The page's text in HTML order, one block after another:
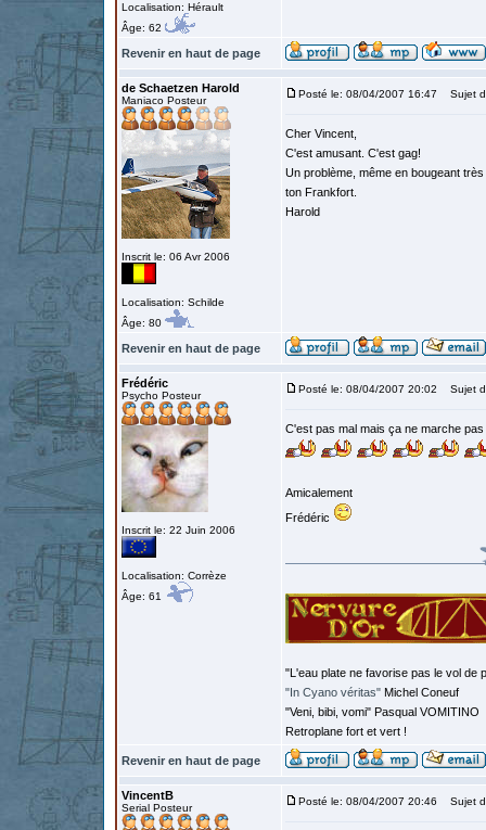
Localisation: Hérault
Âge: 62
Revenir en haut de page
de Schaetzen Harold
Maniaco Posteur
Inscrit le: 06 Avr 2006
Localisation: Schilde
Âge: 80
Posté le: 08/04/2007 16:47 Sujet
Cher Vincent,
C'est amusant. C'est gag!
Un problème, même en bougeant
ton Frankfort.
Harold
Revenir en haut de page
Frédéric
Psycho Posteur
Inscrit le: 22 Juin 2006
Localisation: Corrèze
Âge: 61
Posté le: 08/04/2007 20:02 Sujet
C'est pas mal mais ça ne marche
Amicalement
Frédéric
"L'eau plate ne favorise pas le vol de
"In Cyano véritas" Michel Coneuf
"Veni, bibi, vomi" Pasqual VOMITINO
Retroplane fort et vert !
Revenir en haut de page
VincentB
Serial Posteur
Posté le: 08/04/2007 20:46 Sujet